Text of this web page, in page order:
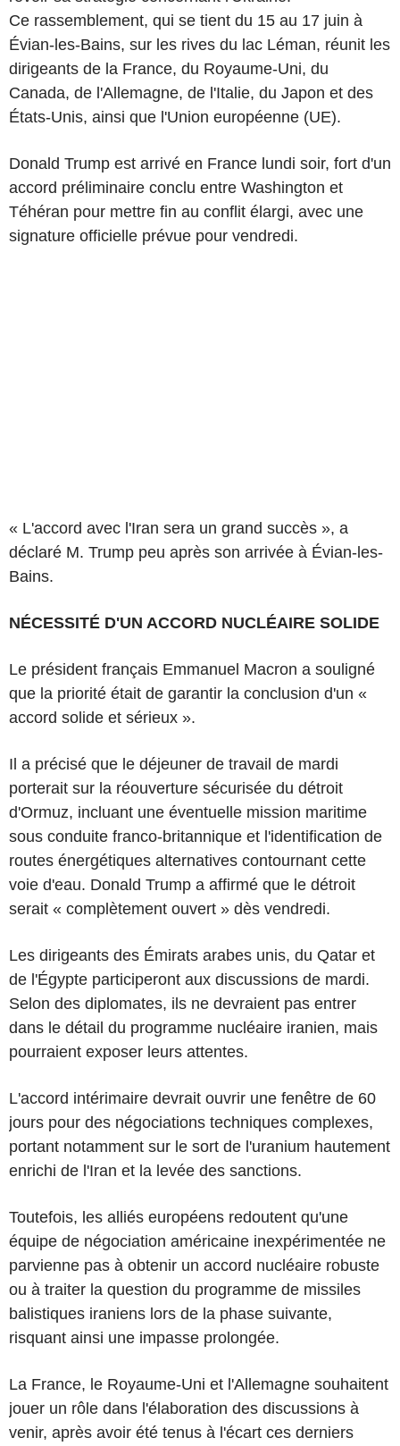
Ce rassemblement, qui se tient du 15 au 17 juin à
Évian-les-Bains, sur les rives du lac Léman, réunit les
dirigeants de la France, du Royaume-Uni, du
Canada, de l'Allemagne, de l'Italie, du Japon et des
États-Unis, ainsi que l'Union européenne (UE).
Donald Trump est arrivé en France lundi soir, fort d'un
accord préliminaire conclu entre Washington et
Téhéran pour mettre fin au conflit élargi, avec une
signature officielle prévue pour vendredi.
« L'accord avec l'Iran sera un grand succès », a
déclaré M. Trump peu après son arrivée à Évian-les-
Bains.
NÉCESSITÉ D'UN ACCORD NUCLÉAIRE SOLIDE
Le président français Emmanuel Macron a souligné
que la priorité était de garantir la conclusion d'un «
accord solide et sérieux ».
Il a précisé que le déjeuner de travail de mardi
porterait sur la réouverture sécurisée du détroit
d'Ormuz, incluant une éventuelle mission maritime
sous conduite franco-britannique et l'identification de
routes énergétiques alternatives contournant cette
voie d'eau. Donald Trump a affirmé que le détroit
serait « complètement ouvert » dès vendredi.
Les dirigeants des Émirats arabes unis, du Qatar et
de l'Égypte participeront aux discussions de mardi.
Selon des diplomates, ils ne devraient pas entrer
dans le détail du programme nucléaire iranien, mais
pourraient exposer leurs attentes.
L'accord intérimaire devrait ouvrir une fenêtre de 60
jours pour des négociations techniques complexes,
portant notamment sur le sort de l'uranium hautement
enrichi de l'Iran et la levée des sanctions.
Toutefois, les alliés européens redoutent qu'une
équipe de négociation américaine inexpérimentée ne
parvienne pas à obtenir un accord nucléaire robuste
ou à traiter la question du programme de missiles
balistiques iraniens lors de la phase suivante,
risquant ainsi une impasse prolongée.
La France, le Royaume-Uni et l'Allemagne souhaitent
jouer un rôle dans l'élaboration des discussions à
venir, après avoir été tenus à l'écart ces derniers